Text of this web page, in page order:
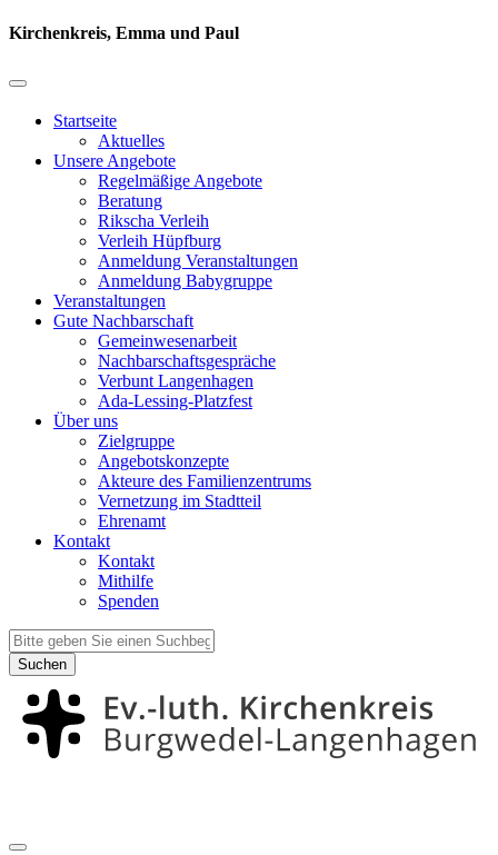
Kirchenkreis, Emma und Paul
Startseite
Aktuelles
Unsere Angebote
Regelmäßige Angebote
Beratung
Rikscha Verleih
Verleih Hüpfburg
Anmeldung Veranstaltungen
Anmeldung Babygruppe
Veranstaltungen
Gute Nachbarschaft
Gemeinwesenarbeit
Nachbarschaftsgespräche
Verbunt Langenhagen
Ada-Lessing-Platzfest
Über uns
Zielgruppe
Angebotskonzepte
Akteure des Familienzentrums
Vernetzung im Stadtteil
Ehrenamt
Kontakt
Kontakt
Mithilfe
Spenden
Suchen